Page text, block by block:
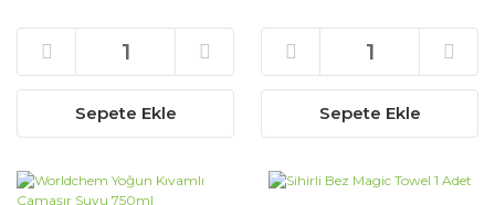
Sepete Ekle Sepete Ekle